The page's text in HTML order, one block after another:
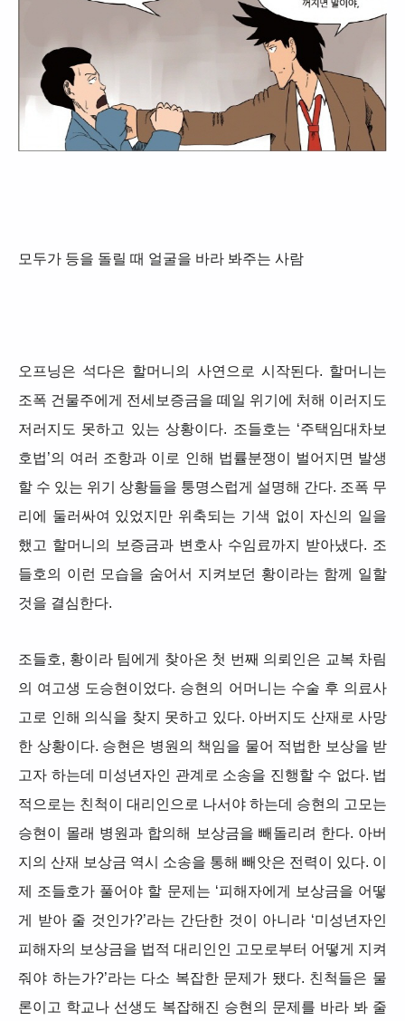
모두가 등을 돌릴 때 얼굴을 바라 봐주는 사람
오프닝은 석다은 할머니의 사연으로 시작된다. 할머니는
조폭 건물주에게 전세보증금을 떼일 위기에 처해 이러지도
저러지도 못하고 있는 상황이다. 조들호는 ‘주택임대차보
호법’의 여러 조항과 이로 인해 법률분쟁이 벌어지면 발생
할 수 있는 위기 상황들을 퉁명스럽게 설명해 간다. 조폭 무
리에 둘러싸여 있었지만 위축되는 기색 없이 자신의 일을
했고 할머니의 보증금과 변호사 수임료까지 받아냈다. 조
들호의 이런 모습을 숨어서 지켜보던 황이라는 함께 일할
것을 결심한다.
조들호, 황이라 팀에게 찾아온 첫 번째 의뢰인은 교복 차림
의 여고생 도승현이었다. 승현의 어머니는 수술 후 의료사
고로 인해 의식을 찾지 못하고 있다. 아버지도 산재로 사망
한 상황이다. 승현은 병원의 책임을 물어 적법한 보상을 받
고자 하는데 미성년자인 관계로 소송을 진행할 수 없다. 법
적으로는 친척이 대리인으로 나서야 하는데 승현의 고모는
승현이 몰래 병원과 합의해 보상금을 빼돌리려 한다. 아버
지의 산재 보상금 역시 소송을 통해 빼앗은 전력이 있다. 이
제 조들호가 풀어야 할 문제는 ‘피해자에게 보상금을 어떻
게 받아 줄 것인가?’라는 간단한 것이 아니라 ‘미성년자인
피해자의 보상금을 법적 대리인인 고모로부터 어떻게 지켜
줘야 하는가?’라는 다소 복잡한 문제가 됐다. 친척들은 물
론이고 학교나 선생도 복잡해진 승현의 문제를 바라 봐 줄